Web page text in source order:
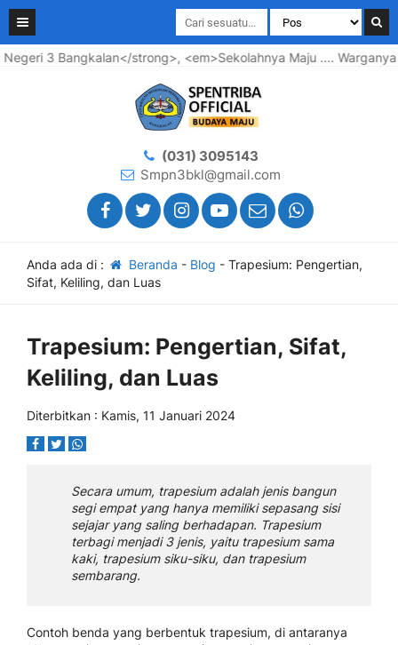
3 Bangkalan</strong>, <em>Sekolahnya Maju .... Warganya
(031) 3095143
Smpn3bkl@gmail.com
Anda ada di : Beranda - Blog - Trapesium: Pengertian,
Sifat, Keliling, dan Luas
Trapesium: Pengertian, Sifat,
Keliling, dan Luas
Diterbitkan : Kamis, 11 Januari 2024
Secara umum, trapesium adalah jenis bangun
segi empat yang hanya memiliki sepasang sisi
sejajar yang saling berhadapan. Trapesium
terbagi menjadi 3 jenis, yaitu trapesium sama
kaki, trapesium siku-siku, dan trapesium
sembarang.
Contoh benda yang berbentuk trapesium, di antaranya